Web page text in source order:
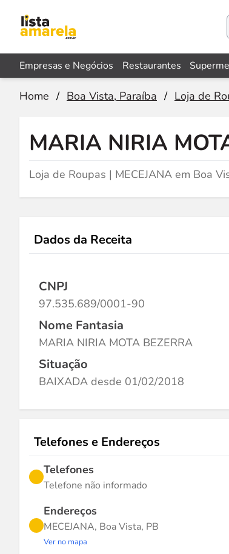
Empresas e Negócios Restaurantes
Home / Boa Vista, Paraíba / Loja de
MARIA NIRIA
Loja de Roupas | MECEJANA em Boa
Dados da Receita
CNPJ
97.535.689/0001-90
Nome Fantasia
MARIA NIRIA MOTA BEZERRA
Situação
BAIXADA desde 01/02/2018
Telefones e Endereços
Telefones
Telefone não informado
Endereços
MECEJANA, Boa Vista, PB
Ver no mapa